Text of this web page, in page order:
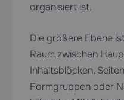
organisiert ist.
Die größere Ebene
Raum zwischen
Inhaltsblöcken,
Formgruppen oder